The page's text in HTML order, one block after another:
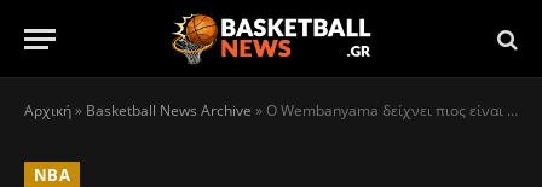
Αρχική» Basketball News Archive »O Wembanyama δείχνει πιος είναι στον δεύτερο αγώνα του Summer League
NBA